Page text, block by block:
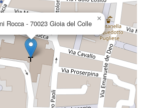
Rocca - 70023 Gioia del Colle
×